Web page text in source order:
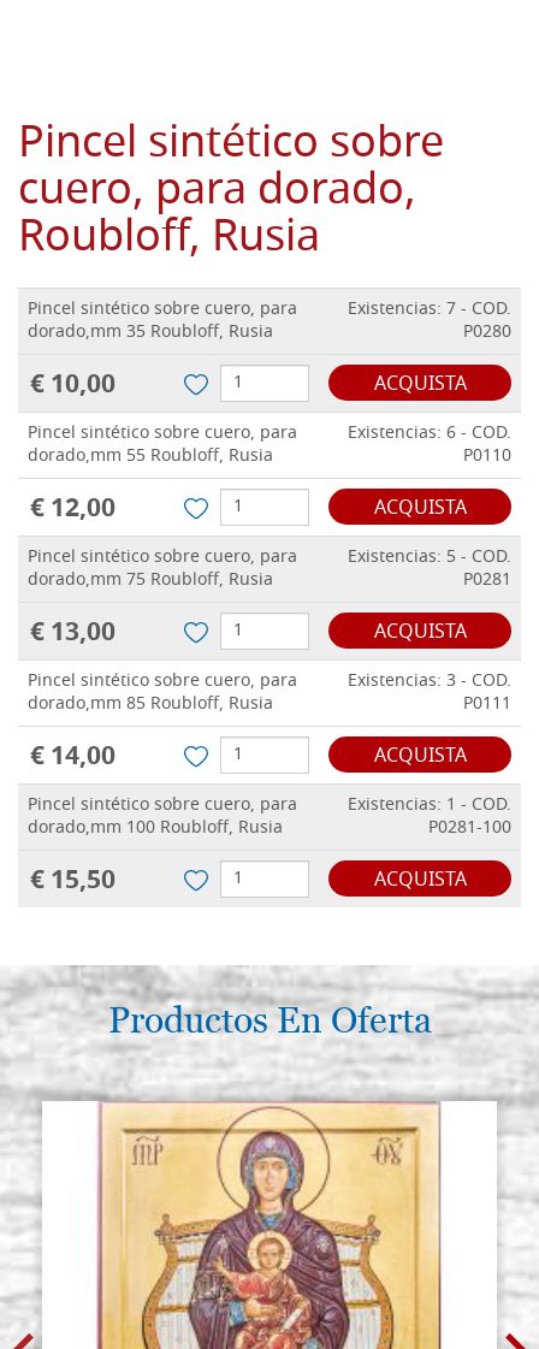
Pincel sintético sobre
cuero, para dorado,
Roubloff, Rusia
Pincel sintético sobre cuero, para
dorado,mm 35 Roubloff, Rusia
Existencias: 7 - COD.
P0280
€ 10,00 ACQUISTA
Pincel sintético sobre cuero, para
dorado,mm 55 Roubloff, Rusia
Existencias: 6 - COD.
P0110
€ 12,00 ACQUISTA
Pincel sintético sobre cuero, para
dorado,mm 75 Roubloff, Rusia
Existencias: 5 - COD.
P0281
€ 13,00 ACQUISTA
Pincel sintético sobre cuero, para
dorado,mm 85 Roubloff, Rusia
Existencias: 3 - COD.
P0111
€ 14,00 ACQUISTA
Pincel sintético sobre cuero, para
dorado,mm 100 Roubloff, Rusia
Existencias: 1 - COD.
P0281-100
€ 15,50 ACQUISTA
Productos En Oferta